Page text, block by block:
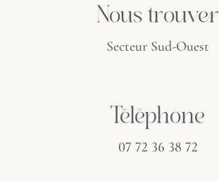
Nous trouver
Secteur Sud-Ouest
Téléphone
07 72 36 38 72